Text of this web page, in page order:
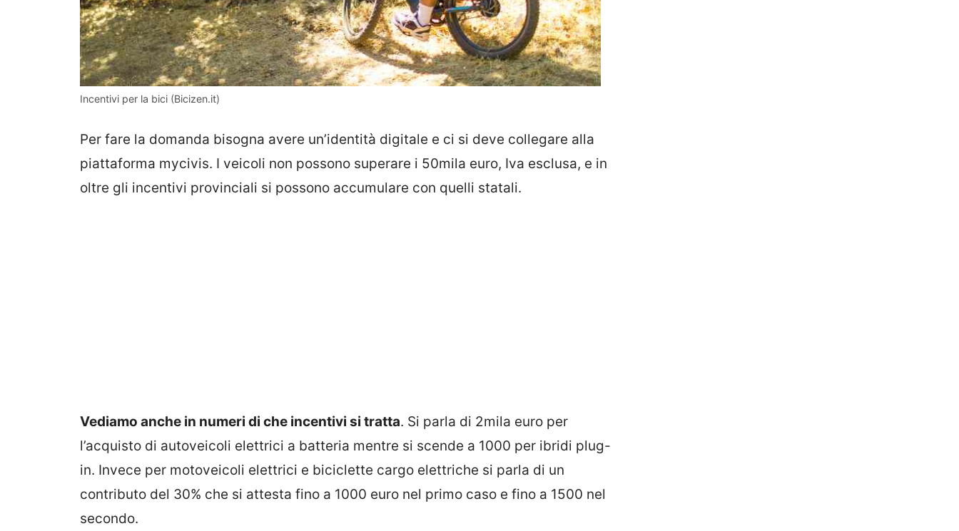
Incentivi per la bici (Bicizen.it)
Per fare la domanda bisogna avere un’identità digitale e ci si deve collegare alla
piattaforma mycivis. I veicoli non possono superare i 50mila euro, Iva esclusa, e in
oltre gli incentivi provinciali si possono accumulare con quelli statali.
Vediamo anche in numeri di che incentivi si tratta. Si parla di 2mila euro per
l’acquisto di autoveicoli elettrici a batteria mentre si scende a 1000 per ibridi plug-
in. Invece per motoveicoli elettrici e biciclette cargo elettriche si parla di un
contributo del 30% che si attesta fino a 1000 euro nel primo caso e fino a 1500 nel
secondo.